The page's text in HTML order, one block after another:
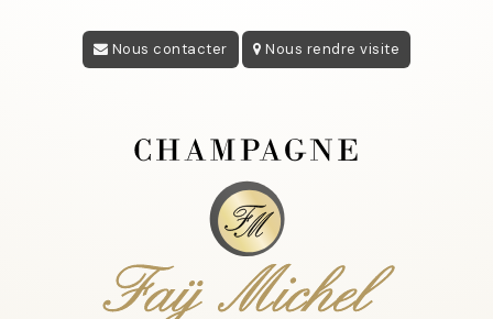
Nous contacter Nous rendre visite